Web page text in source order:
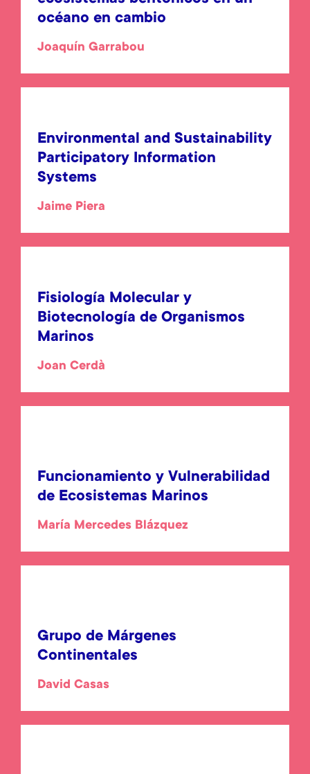
océano en cambio
Joaquín Garrabou
Environmental and Sustainability
Participatory Information
Systems
Jaime Piera
Fisiología Molecular y
Biotecnología de Organismos
Marinos
Joan Cerdà
Funcionamiento y Vulnerabilidad
de Ecosistemas Marinos
María Mercedes Blázquez
Grupo de Márgenes
Continentales
David Casas